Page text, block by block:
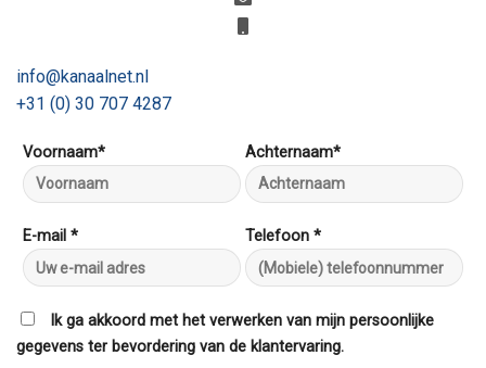
info@kanaalnet.nl
+31 (0) 30 707 4287
Voornaam* Achternaam*
E-mail * Telefoon *
Ik ga akkoord met het verwerken van mijn persoonlijke
gegevens ter bevordering van de klantervaring.